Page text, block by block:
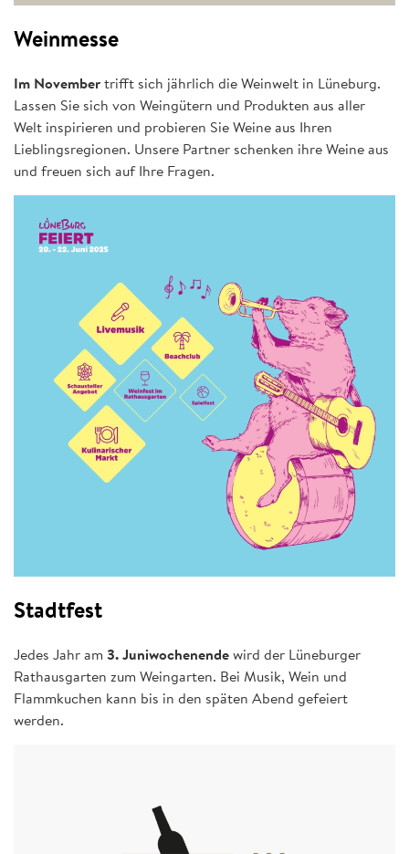
Weinmesse
Im Novembertrifft sich jährlich die Weinwelt in Lüneburg.
Lassen Sie sich von Weingütern und Produkten aus aller
Welt inspirieren und probieren Sie Weine aus Ihren
Lieblingsregionen. Unsere Partner schenken ihre Weine aus
und freuen sich auf Ihre Fragen.
Stadtfest
Jedes Jahr am 3. Juniwochenendewird der Lüneburger
Rathausgarten zum Weingarten. Bei Musik, Wein und
Flammkuchen kann bis in den späten Abend gefeiert
werden.